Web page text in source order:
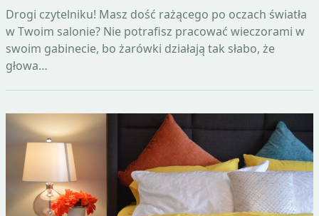
Drogi czytelniku! Masz dość rażącego po oczach światła
w Twoim salonie? Nie potrafisz pracować wieczorami w
swoim gabinecie, bo żarówki działają tak słabo, że
głowa…